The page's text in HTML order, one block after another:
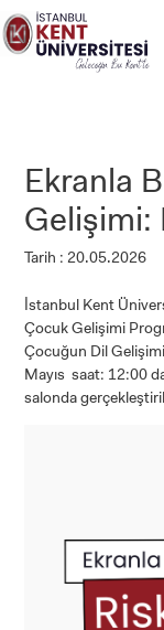
Lütfen
dikkat:
Bu
sistemi
içerir.Ekranla
Gelişimi:
Tarih : 20.05.2026
İstanbul Kent
Çocuk Gelişimi
Çocuğun Dil
Mayıs saat: 12:00
salonda